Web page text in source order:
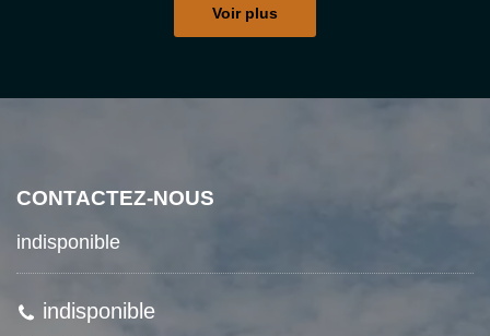
Voir plus
CONTACTEZ-NOUS
indisponible
indisponible